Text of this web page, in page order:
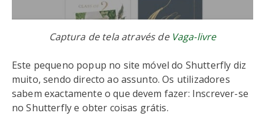
Captura de tela através de Vaga-livre
Este pequeno popup no site móvel do Shutterfly diz
muito, sendo directo ao assunto. Os utilizadores
sabem exactamente o que devem fazer: Inscrever-se
no Shutterfly e obter coisas grátis.